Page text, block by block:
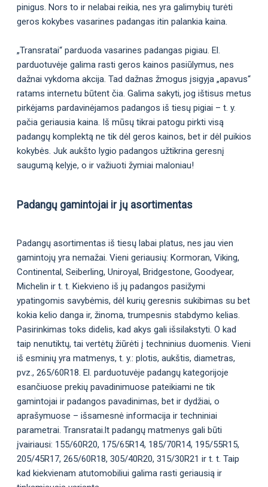
pinigus. Nors to ir nelabai reikia, nes yra galimybių turėti
geros kokybes vasarines padangas itin palankia kaina.
„Transratai“ parduoda vasarines padangas pigiau. El.
parduotuvėje galima rasti geros kainos pasiūlymus, nes
dažnai vykdoma akcija. Tad dažnas žmogus įsigyja „apavus“
ratams internetu būtent čia. Galima sakyti, jog ištisus metus
pirkėjams pardavinėjamos padangos iš tiesų pigiai – t. y.
pačia geriausia kaina. Iš mūsų tikrai patogu pirkti visą
padangų komplektą ne tik dėl geros kainos, bet ir dėl puikios
kokybės. Juk aukšto lygio padangos užtikrina geresnį
saugumą kelyje, o ir važiuoti žymiai maloniau!
Padangų gamintojai ir jų asortimentas
Padangų asortimentas iš tiesų labai platus, nes jau vien
gamintojų yra nemažai. Vieni geriausių: Kormoran, Viking,
Continental, Seiberling, Uniroyal, Bridgestone, Goodyear,
Michelin ir t. t. Kiekvieno iš jų padangos pasižymi
ypatingomis savybėmis, dėl kurių geresnis sukibimas su bet
kokia kelio danga ir, žinoma, trumpesnis stabdymo kelias.
Pasirinkimas toks didelis, kad akys gali išsilakstyti. O kad
taip nenutiktų, tai vertėtų žiūrėti į techninius duomenis. Vieni
iš esminių yra matmenys, t. y.: plotis, aukštis, diametras,
pvz., 265/60R18. El. parduotuvėje padangų kategorijoje
esančiuose prekių pavadinimuose pateikiami ne tik
gamintojai ir padangos pavadinimas, bet ir dydžiai, o
aprašymuose – išsamesnė informacija ir techniniai
parametrai. Transratai.lt padangų matmenys gali būti
įvairiausi: 155/60R20, 175/65R14, 185/70R14, 195/55R15,
205/45R17, 265/60R18, 305/40R20, 315/30R21 ir t. t. Taip
kad kiekvienam atutomobiliui galima rasti geriausią ir